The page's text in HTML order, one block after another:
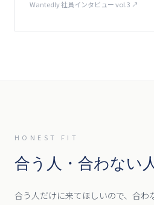
Wantedly 社員インタビュー vol.3 ↗
HONEST FIT
合う人・合わない人
合う人だけに来てほしいので、合わ